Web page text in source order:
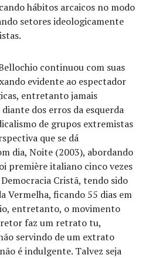
hábitos arcaicos no modo
setores ideologicamente
continuou com suas
evidente ao espectador
entretanto jamais
dos erros da esquerda
de grupos extremistas
que se dá
dia, Noite (2003), abordando
première italiano cinco vezes
Cristã, tendo sido
Vermelha, ficando 55 dias em
entretanto, o movimento
faz um retrato tu,
servindo de um extrato
é indulgente. Talvez seja